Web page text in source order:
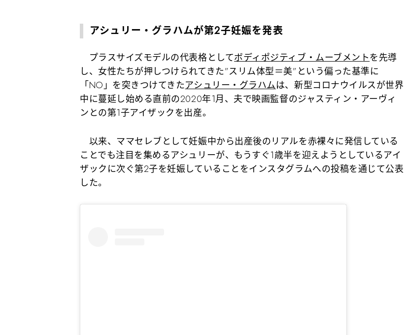
アシュリー・グラハムが第2子妊娠を発表
プラスサイズモデルの代表格としてボディポジティブ・ムーブメントを先導
し、女性たちが押しつけられてきた”スリム体型＝美”という偏った基準に
「NO」を突きつけてきたアシュリー・グラハムは、新型コロナウイルスが世界
中に蔓延し始める直前の2020年1月、夫で映画監督のジャスティン・アーヴィ
ンとの第1子アイザックを出産。
以来、ママセレブとして妊娠中から出産後のリアルを赤裸々に発信している
ことでも注目を集めるアシュリーが、もうすぐ1歳半を迎えようとしているアイ
ザックに次ぐ第2子を妊娠していることをインスタグラムへの投稿を通じて公表
した。